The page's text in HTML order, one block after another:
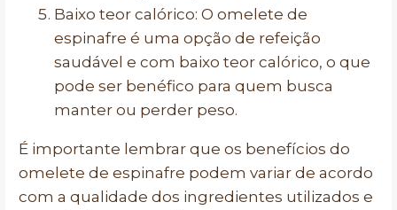
Baixo teor calórico: O omelete de
espinafre é uma opção de refeição
saudável e com baixo teor calórico, o que
pode ser benéfico para quem busca
manter ou perder peso.
É importante lembrar que os benefícios do
omelete de espinafre podem variar de acordo
com a qualidade dos ingredientes utilizados e